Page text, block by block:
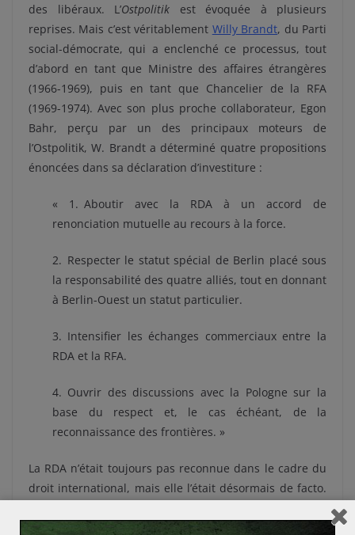
des libéraux. L’Ostpolitik est évoquée à plusieurs
reprises. Mais c’est véritablement Willy Brandt, du Parti
social-démocrate, qui a enclenché ce processus, tout
d’abord en tant que Ministre des affaires étrangères
(1966-1969), puis en tant que Chancelier de la RFA
(1969-1974). Avec son plus proche collaborateur, Egon
Bahr, perçu par un des principaux moteurs de
l’Ostpolitik, W. Brandt a déterminé quatre propositions
énoncées dans sa déclaration d’investiture :
« 1. Aboutir avec la RDA à un accord de
renonciation mutuelle au recours à la force.
2. Respecter le statut spécial de Berlin placé sous
la responsabilité des quatre alliés, tout en donnant
à Berlin-Ouest un statut particulier.
3. Intensifier les échanges commerciaux entre la
RDA et la RFA.
4. Ouvrir des discussions avec la Pologne sur la
base du respect et, le cas échéant, de la
reconnaissance des frontières. »
La RDA n’était toujours pas reconnue dans le cadre du
droit international, mais elle l’était désormais de facto.
début de l’
Ostpolitik